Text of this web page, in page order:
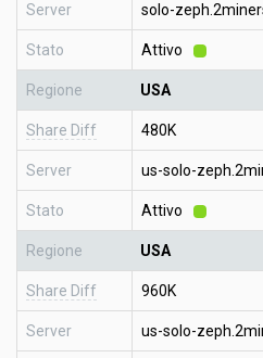
Server solo-
Stato Attivo
Regione USA
Share Diff 480K
Server us-solo-
Stato Attivo
Regione USA
Share Diff 960K
Server us-solo-